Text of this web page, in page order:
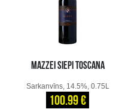
MAZZEI SIEPI TOSCANA
Sarkanvīns, 14.5%, 0.75L
100.99 €